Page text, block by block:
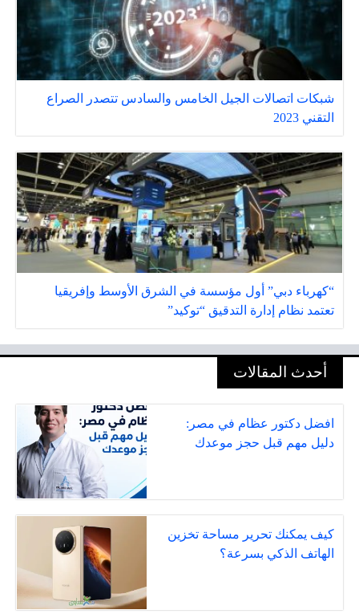
شبكات اتصالات الجيل الخامس والسادس تتصدر الصراع
التقني 2023
“كهرباء دبي” أول مؤسسة في الشرق الأوسط وإفريقيا
تعتمد نظام إدارة التدقيق “توكيد”
أحدث المقالات
افضل دكتور عظام في مصر:
دليل مهم قبل حجز موعدك
كيف يمكنك تحرير مساحة تخزين
الهاتف الذكي بسرعة؟